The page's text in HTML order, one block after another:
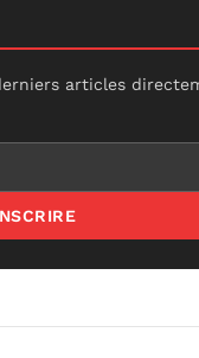
articles